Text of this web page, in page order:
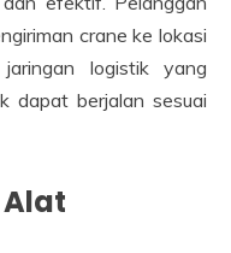
crane ke lokasi
logistik yang
dapat berjalan sesuai